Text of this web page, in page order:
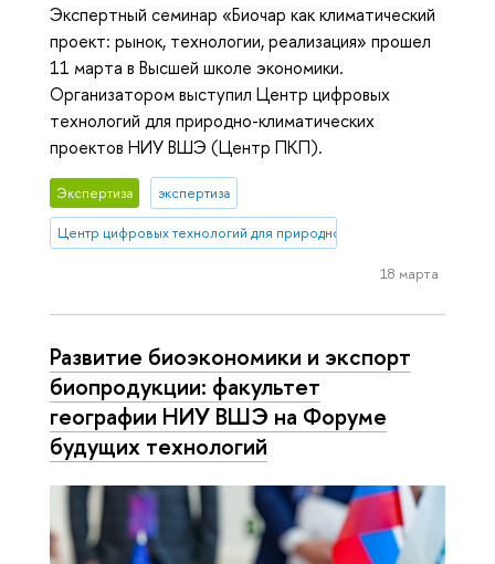
Экспертный семинар «Биочар как климатический
проект: рынок, технологии, реализация» прошел
11 марта в Высшей школе экономики.
Организатором выступил Центр цифровых
технологий для природно-климатических
проектов НИУ ВШЭ (Центр ПКП).
Экспертиза экспертиза
Центр цифровых технологий для природно-климатических
18 марта
Развитие биоэкономики и экспорт
биопродукции: факультет
географии НИУ ВШЭ на Форуме
будущих технологий